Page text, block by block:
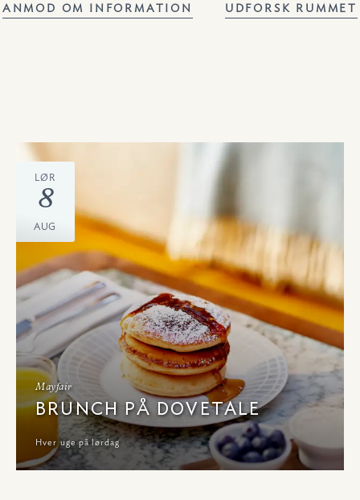
ANMOD OM INFORMATION BOOK DIT NÆSTE
UDFORSK RUMMET
LØR
8
AUG
Mayfair
BRUNCH PÅ DOVETALE
Hver uge på lørdag